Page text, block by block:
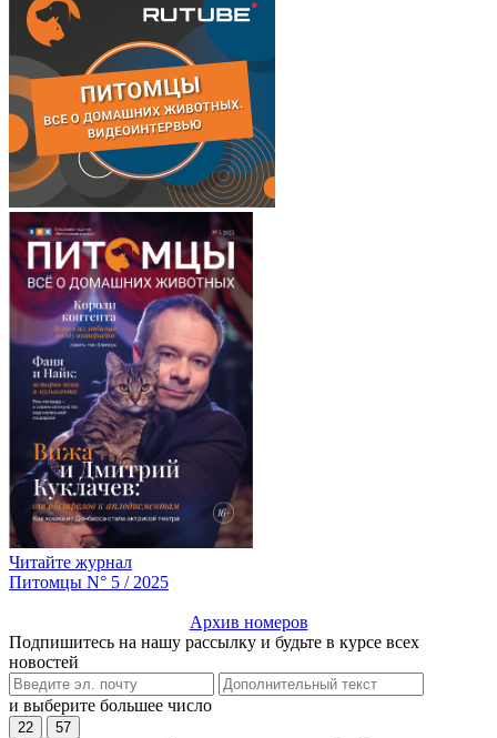
Читайте журнал
Питомцы N° 5 / 2025
Архив номеров
Подпишитесь на нашу рассылку и будьте в курсе всех
новостей
и выберите большее число
22 57